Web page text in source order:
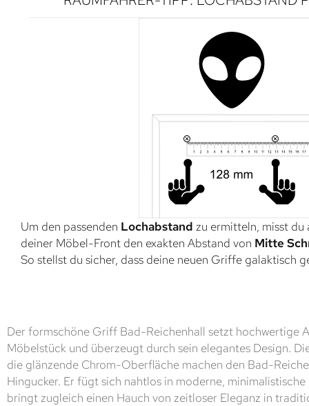
Um den passenden Lochabstand zu ermitteln, misst du
deiner Möbel-Front den exakten Abstand von Mitte
So stellst du sicher, dass deine neuen Griffe galaktisch
Der formschöne Griff Bad-Reichenhall setzt hochwertige
Möbelstück und überzeugt durch sein elegantes Design.
die glänzende Chrom-Oberfläche machen den Bad-
Hingucker. Er fügt sich nahtlos in moderne,
bringt zugleich einen Hauch von zeitloser Eleganz in